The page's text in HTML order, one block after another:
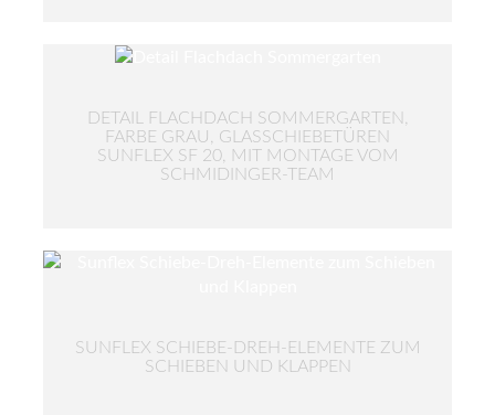
DETAIL FLACHDACH SOMMERGARTEN,
FARBE GRAU, GLASSCHIEBETÜREN
SUNFLEX SF 20, MIT MONTAGE VOM
SCHMIDINGER-TEAM
SUNFLEX SCHIEBE-DREH-ELEMENTE ZUM
SCHIEBEN UND KLAPPEN